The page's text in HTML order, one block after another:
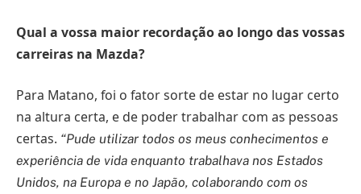
Qual a vossa maior recordação ao longo das vossas
carreiras na Mazda?
Para Matano, foi o fator sorte de estar no lugar certo
na altura certa, e de poder trabalhar com as pessoas
certas. “Pude utilizar todos os meus conhecimentos e
experiência de vida enquanto trabalhava nos Estados
Unidos, na Europa e no Japão, colaborando com os